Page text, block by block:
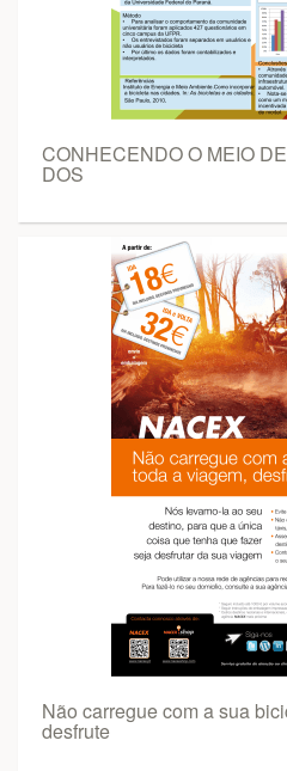
CONHECENDO O MEIO
DOS
Não carregue com a sua
desfrute